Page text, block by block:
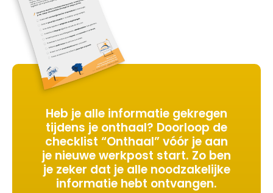
Heb je alle informatie gekregen
tijdens je onthaal? Doorloop de
checklist “Onthaal” vóór je aan
je nieuwe werkpost start. Zo ben
je zeker dat je alle noodzakelijke
informatie hebt ontvangen.